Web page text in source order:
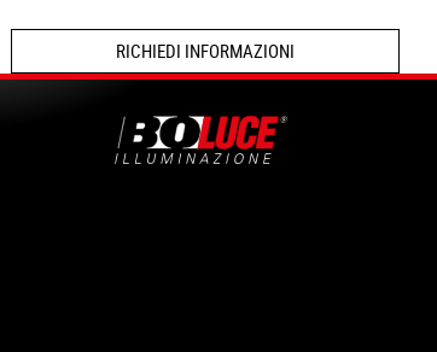
RICHIEDI INFORMAZIONI